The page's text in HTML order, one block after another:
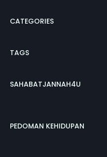
CATEGORIES
TAGS
SAHABATJANNAH4U
PEDOMAN KEHIDUPAN